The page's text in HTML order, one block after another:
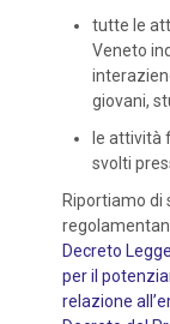
tutte le
Veneto
giovani,
le attività
svolti
Riportiamo di
Decreto
per il
relazione